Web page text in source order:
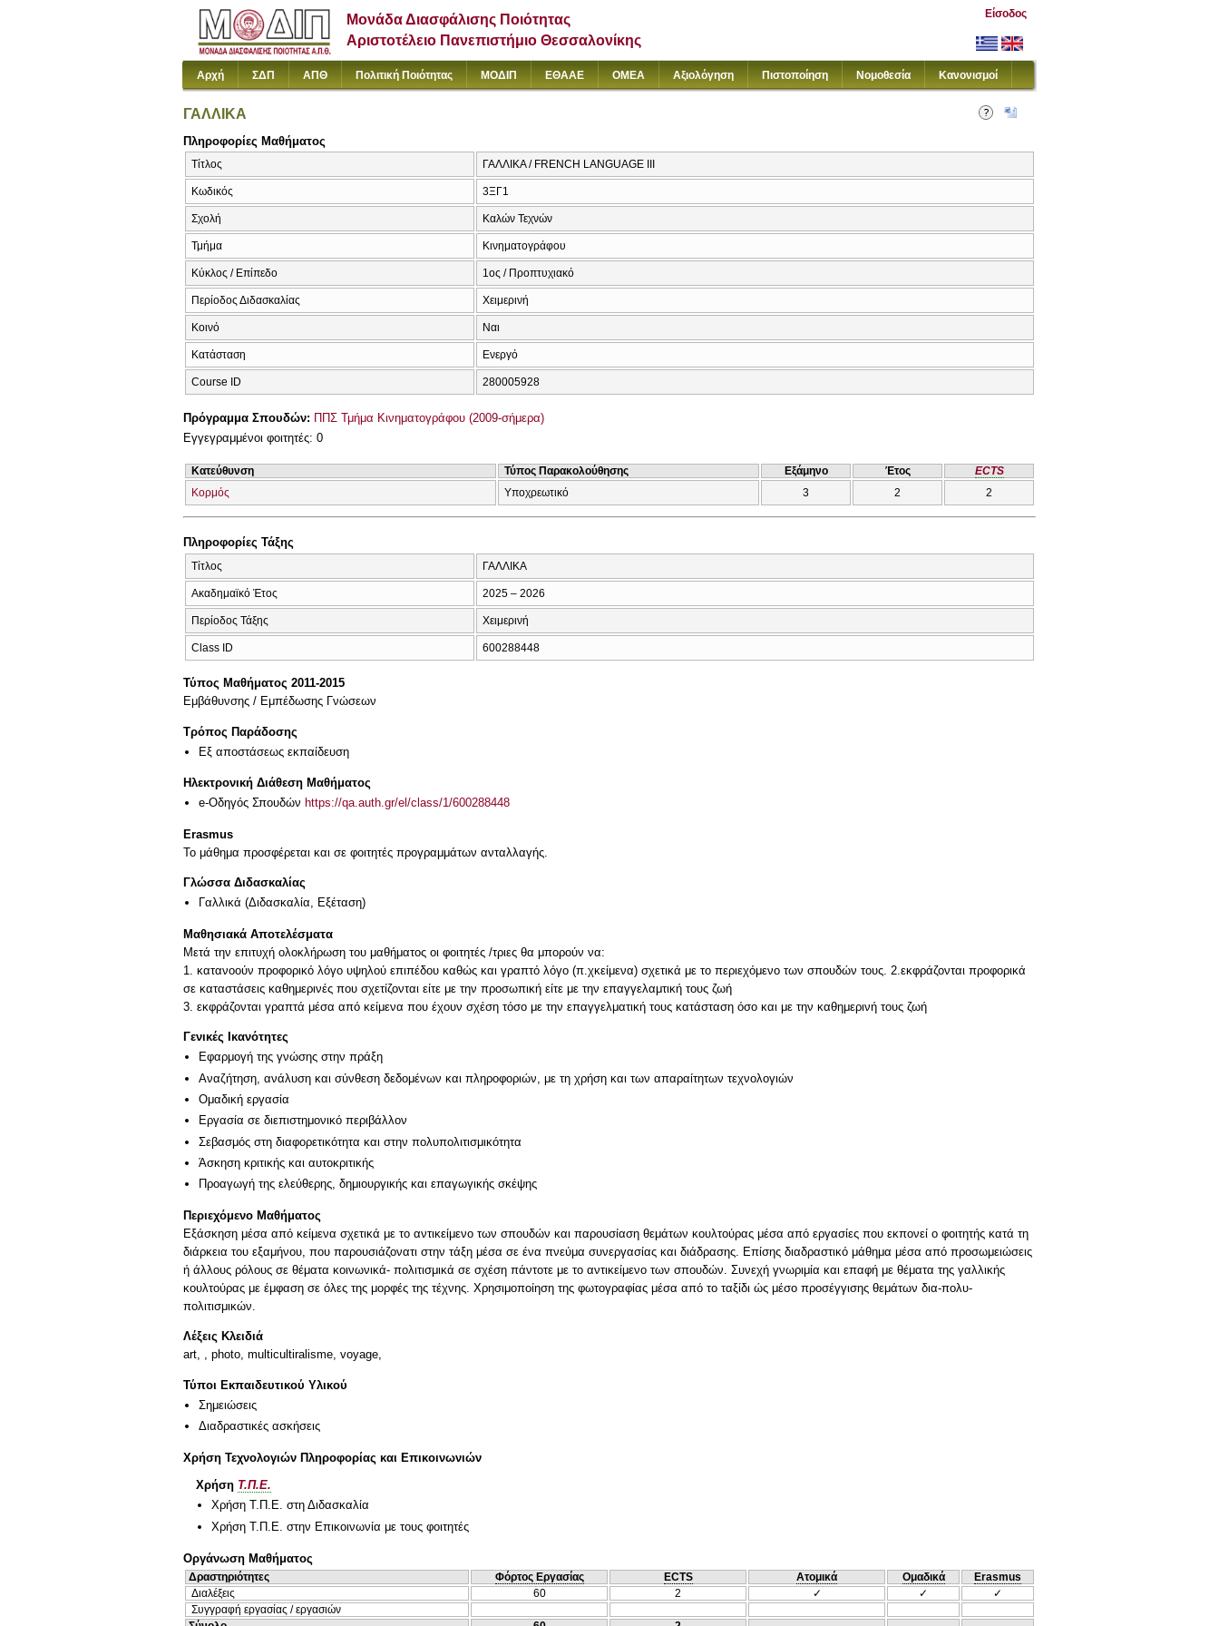
Μονάδα Διασφάλισης Ποιότητας
Αριστοτέλειο Πανεπιστήμιο Θεσσαλονίκης
Είσοδος
Αρχή ΣΔΠ ΑΠΘ Πολιτική Ποιότητας ΜΟΔΙΠ ΕΘΑΑΕ ΟΜΕΑ Αξιολόγηση Πιστοποίηση Νομοθεσία Κανονισμοί
ΓΑΛΛΙΚΑ
Πληροφορίες Μαθήματος
Τίτλος ΓΑΛΛΙΚΑ / FRENCH LANGUAGE III
Κωδικός 3ΞΓ1
Σχολή Καλών Τεχνών
Τμήμα Κινηματογράφου
Κύκλος / Επίπεδο 1ος / Προπτυχιακό
Περίοδος Διδασκαλίας Χειμερινή
Κοινό Ναι
Κατάσταση Ενεργό
Course ID 280005928
Πρόγραμμα Σπουδών: ΠΠΣ Τμήμα Κινηματογράφου (2009-σήμερα)
Εγγεγραμμένοι φοιτητές: 0
Κατεύθυνση Τύπος Παρακολούθησης Εξάμηνο Έτος
ECTS
Κορμός
Υποχρεωτικό 3 2 2
Πληροφορίες Τάξης
Τίτλος ΓΑΛΛΙΚΑ
Ακαδημαϊκό Έτος 2025 – 2026
Περίοδος Τάξης Χειμερινή
Class ID 600288448
Τύπος Μαθήματος 2011-2015
Εμβάθυνσης / Εμπέδωσης Γνώσεων
Τρόπος Παράδοσης
Eξ απoστάσεως εκπαίδευση
Ηλεκτρονική Διάθεση Μαθήματος
e-Οδηγός Σπουδών https://qa.auth.gr/el/class/1/600288448
Erasmus
Το μάθημα προσφέρεται και σε φοιτητές προγραμμάτων ανταλλαγής.
Γλώσσα Διδασκαλίας
Γαλλικά (Διδασκαλία, Εξέταση)
Μαθησιακά Αποτελέσματα
Μετά την επιτυχή ολοκλήρωση του μαθήματος οι φοιτητές /τριες θα μπορούν να:
1. κατανοούν προφορικό λόγο υψηλού επιπέδου καθώς και γραπτό λόγο (π.χκείμενα) σχετικά με το περιεχόμενο των σπουδών τους. 2.εκφράζονται προφορικά
σε καταστάσεις καθημερινές που σχετίζονται είτε με την προσωπική είτε με την επαγγελαμτική τους ζωή
Γενικές Ικανότητες
Εφαρμογή της γνώσης στην πράξη
Αναζήτηση, ανάλυση και σύνθεση δεδομένων και πληροφοριών, με τη χρήση και των απαραίτητων τεχνολογιών
Ομαδική εργασία
Εργασία σε διεπιστημονικό περιβάλλον
Σεβασμός στη διαφορετικότητα και στην πολυπολιτισμικότητα
Άσκηση κριτικής και αυτοκριτικής
Προαγωγή της ελεύθερης, δημιουργικής και επαγωγικής σκέψης
Περιεχόμενο Μαθήματος
Εξάσκηση μέσα από κείμενα σχετικά με το αντικείμενο των σπουδών και παρουσίαση θεμάτων κουλτούρας μέσα από εργασίες που εκπονεί ο φοιτητής κατά τη
διάρκεια του εξαμήνου, που παρουσιάζονατι στην τάξη μέσα σε ένα πνεύμα συνεργασίας και διάδρασης. Επίσης διαδραστικό μάθημα μέσα από προσωμειώσεις
ή άλλους ρόλους σε θέματα κοινωνικά- πολιτισμικά σε σχέση πάντοτε με το αντικείμενο των σπουδών. Συνεχή γνωριμία και επαφή με θέματα της γαλλικής
κουλτούρας με έμφαση σε όλες της μορφές της τέχνης. Χρησιμοποίηση της φωτογραφίας μέσα από το ταξίδι ώς μέσο προσέγγισης θεμάτων δια-πολυ-
πολιτισμικών.
Λέξεις Κλειδιά
art, , photo, multicultiralisme, voyage,
Τύποι Εκπαιδευτικού Υλικού
Σημειώσεις
Διαδραστικές ασκήσεις
Χρήση Τεχνολογιών Πληροφορίας και Επικοινωνιών
Χρήση Τ.Π.Ε.
Χρήση Τ.Π.Ε. στη Διδασκαλία
Χρήση Τ.Π.Ε. στην Επικοινωνία με τους φοιτητές
Οργάνωση Μαθήματος
Δραστηριότητες Φόρτος Εργασίας ECTS Ατομικά Ομαδικά
Erasmus
Διαλέξεις
60 2 ✓ ✓
✓
Συγγραφή εργασίας / εργασιών